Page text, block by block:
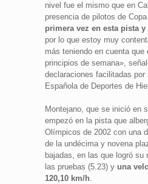
nivel fue el mismo que en
presencia de pilotos de
primera vez en esta pista
por lo que estoy muy
más teniendo en cuenta que
principios de semana»,
declaraciones facilitadas por
Española de Deportes de
Montejano, que se inició en
empezó en la pista que
Olímpicos de 2002 con una
de la undécima y novena
bajadas, en las que logró su
las pruebas (5.23) y una
120,10 km/h.